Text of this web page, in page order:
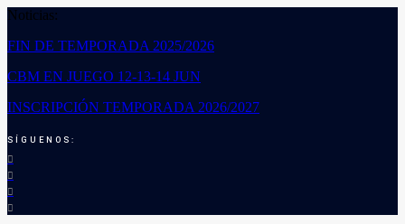
Noticias:
FIN DE TEMPORADA 2025/2026
CBM EN JUEGO 12-13-14 JUN
INSCRIPCIÓN TEMPORADA 2026/2027
SÍGUENOS: